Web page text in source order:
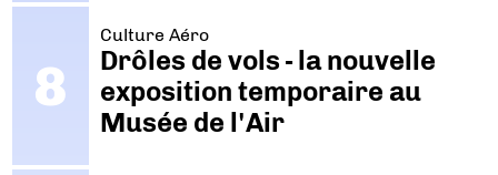
Culture Aéro
Drôles de vols - la nouvelle
exposition temporaire au
Musée de l'Air